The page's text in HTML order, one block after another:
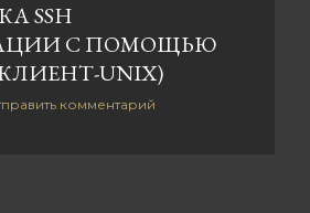
SSH
С ПОМОЩЬЮ
UNIX)
комментарий